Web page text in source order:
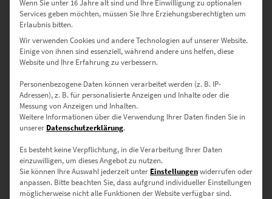
Dieses Produkt weist mehrere Varianten auf. Die Optionen können auf der Produktseite gewählt werden
EZ01083 Bonn Quirinusplatz At the Speed of Light
€24,90–€1.099,00
Wenn Sie unter 16 Jahre alt sind und Ihre Einwilligung zu optionalen
Services geben möchten, müssen Sie Ihre Erziehungsberechtigten um
Erlaubnis bitten.
Wir verwenden Cookies und andere Technologien auf unserer Website.
Einige von ihnen sind essenziell, während andere uns helfen, diese
Website und Ihre Erfahrung zu verbessern.
Personenbezogene Daten können verarbeitet werden (z. B. IP-
Adressen), z. B. für personalisierte Anzeigen und Inhalte oder die
Messung von Anzeigen und Inhalten.
Weitere Informationen über die Verwendung Ihrer Daten finden Sie in
unserer Datenschutzerklärung.
Es besteht keine Verpflichtung, in die Verarbeitung Ihrer Daten
einzuwilligen, um dieses Angebot zu nutzen.
Sie können Ihre Auswahl jederzeit unter Einstellungenwiderrufen oder
anpassen. Bitte beachten Sie, dass aufgrund individueller Einstellungen
möglicherweise nicht alle Funktionen der Website verfügbar sind.